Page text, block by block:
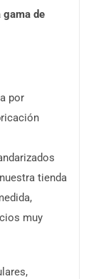
de
por
tienda
muy